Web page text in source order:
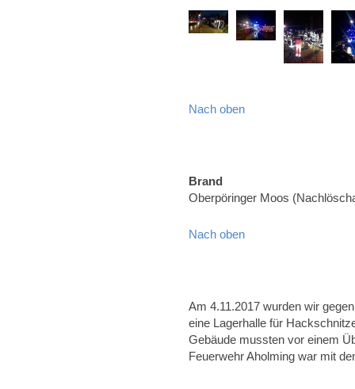
Nach oben
Brand
Oberpöringer Moos
Nach oben
Am 4.11.2017 wurden wir
eine Lagerhalle für
Gebäude mussten vor einem
Feuerwehr Aholming war mit